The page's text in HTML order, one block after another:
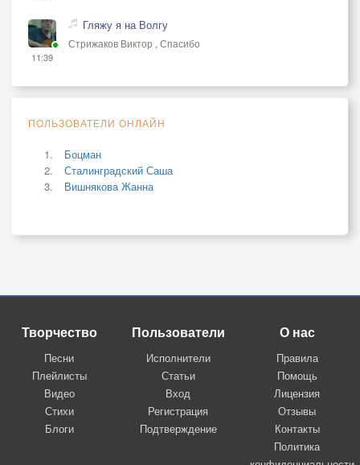
11:39
Гляжу я на Волгу
Стрижаков Виктор , Спасибо
ПОЛЬЗОВАТЕЛИ ОНЛАЙН
Боцман
Сталинградский Саша
Вишнякова Жанна
Творчество
Песни
Плейлисты
Видео
Стихи
Блоги
Пользователи
Исполнители
Статьи
Вход
Регистрация
Подтверждение
О нас
Правила
Помощь
Лицензия
Отзывы
Контакты
Политика